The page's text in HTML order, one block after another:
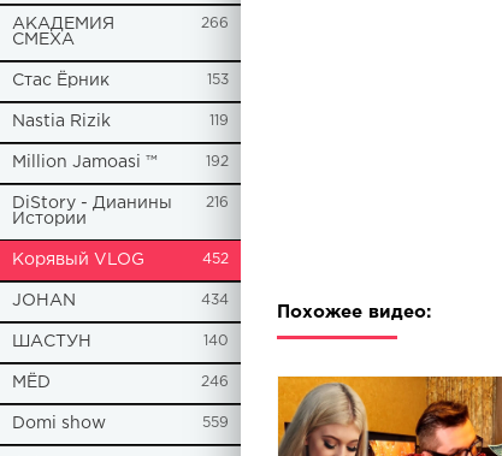
АКАДЕМИЯ
СМЕХА
266
Стас Ёрник 153
Nastia Rizik 119
Million Jamoasi ™ 192
DiStory - Дианины
Истории
216
Корявый VLOG 452
JOHAN 434
ШАСТУН 140
МЁD 246
Domi show 559
Похожее видео: